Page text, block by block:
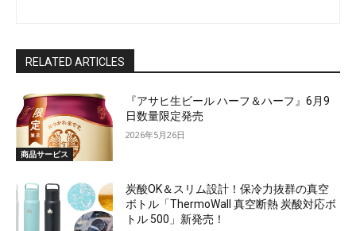
RELATED ARTICLES
商品サービス
『アサヒ生ビール ハーフ＆ハーフ』6月9
日数量限定発売
2026年5月26日
炭酸OK＆スリム設計！保冷力抜群の真空
ボトル「ThermoWall 真空断熱 炭酸対応ボ
トル 500」新発売！